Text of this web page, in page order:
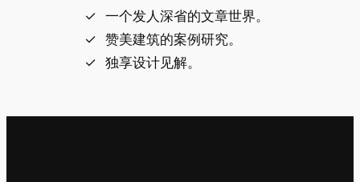
一个发人深省的文章世界。
赞美建筑的案例研究。
独享设计见解。